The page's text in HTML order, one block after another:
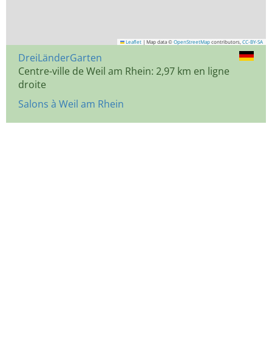
Leaflet | Map data © OpenStreetMap contributors, CC-BY-SA
DreiLänderGarten
Centre-ville de Weil am Rhein: 2,97 km en ligne
droite
Salons à Weil am Rhein